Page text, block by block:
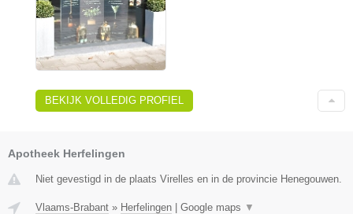
BEKIJK VOLLEDIG PROFIEL
Apotheek Herfelingen
Niet gevestigd in de plaats Virelles en in de provincie Henegouwen.
Vlaams-Brabant » Herfelingen Google maps ▼